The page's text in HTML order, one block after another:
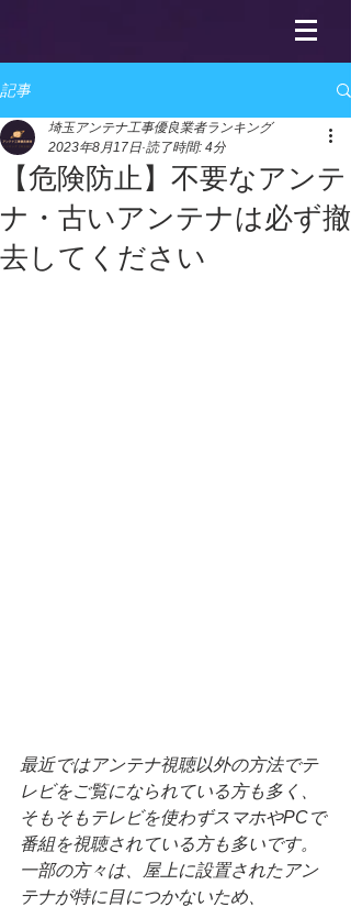
記事
【危険防止】不要なアンテ
ナ・古いアンテナは必ず撤
去してください
埼玉アンテナ工事優良業者ランキング
2023年8月17日 読了時間: 4分
最近ではアンテナ視聴以外の方法でテ
レビをご覧になられている方も多く、
そもそもテレビを使わずスマホやPCで
番組を視聴されている方も多いです。
一部の方々は、屋上に設置されたアン
テナが特に目につかないため、